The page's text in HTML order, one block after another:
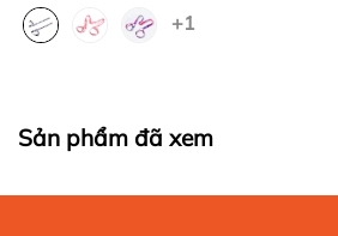
+1
Sản phẩm đã xem